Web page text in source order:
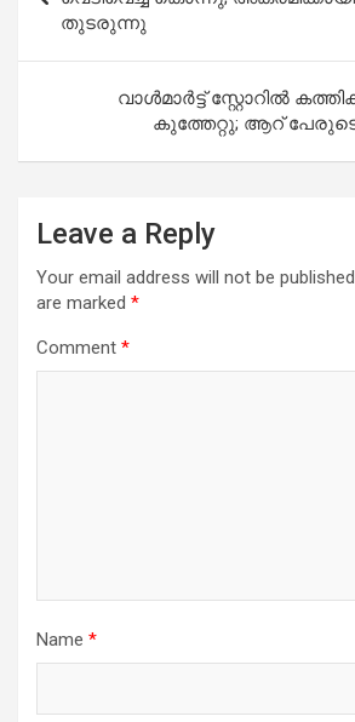
തുടരുന്നു
വാള്‍മാര്‍ട്ട് സ്റ്റോറില്‍
കുത്തേറ്റു; ആറ്
Leave a Reply
Your email address will not be published.
are marked *
Comment *
Name *